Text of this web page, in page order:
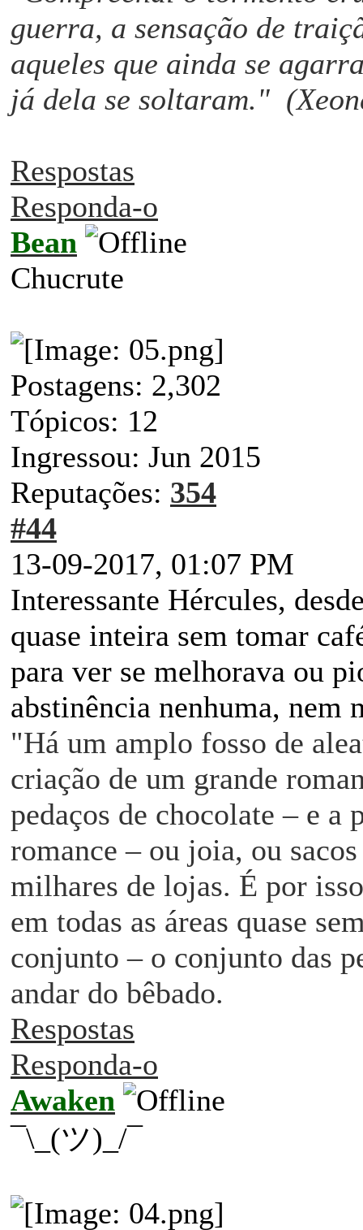
guerra, a sensação de
aqueles que ainda se
já dela se soltaram."
Respostas
Responda-o
Bean
Chucrute
Postagens: 2,302
Tópicos: 12
Ingressou: Jun 2015
Reputações: 354
#44
13-09-2017, 01:07 PM
Interessante Hércules,
quase inteira sem tomar
para ver se melhorava ou
abstinência nenhuma, nem
"Há um amplo fosso de
criação de um grande
pedaços de chocolate – e a
romance – ou joia, ou
milhares de lojas. É por
em todas as áreas quase
conjunto – o conjunto das
andar do bêbado.
Respostas
Responda-o
Awaken
¯\_(ツ)_/¯